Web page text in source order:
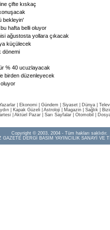
çifte kıskaç
bekleyin'
hafta belli oluyor
ağustosta yollara çıkacak
küçülecek
dönemi
% 40 ucuzlayacak
birden düzenleyecek
oluyor
Ekonomi Gündem Siyaset Dünya |
Kapak Güzeli Astroloji Magazin Sağlık
| Aktüel Pazar| Sarı Sayfalar| Otomobil
Copyright © 2003, 2004 - Tüm hakları saklıdır.
GAZETE DERGİ BASIM YAYINCILIK SANAYİ VE